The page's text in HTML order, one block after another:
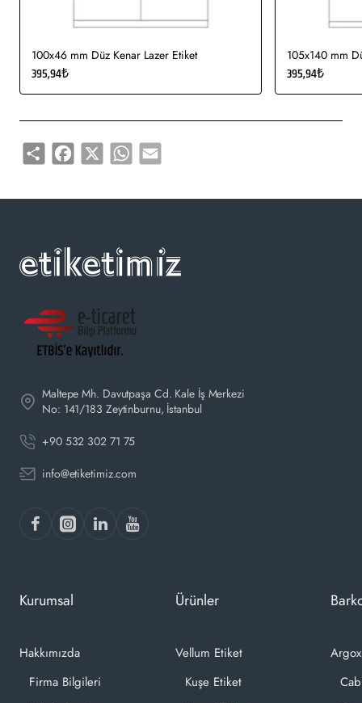
100x46 mm Düz Kenar Lazer Etiket
395,94₺
105x140 mm
395,94₺
Share Facebook
X WhatsApp
Email
Maltepe Mh. Davutpaşa Cd. Kale İş Merkezi
No: 141/183 Zeytinburnu, İstanbul
+90 532 302 71 75
info@etiketimiz.com
Kurumsal
Hakkımızda
Firma Bilgileri
Ürünler
Vellum Etiket
Kuşe Etiket